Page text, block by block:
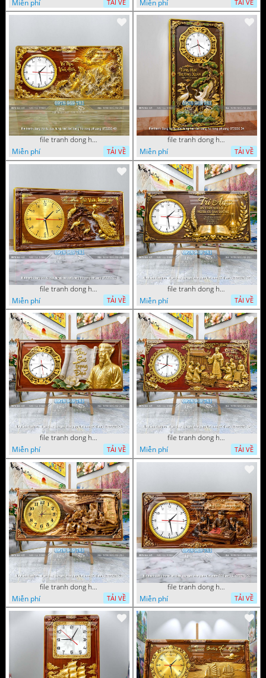
Miễn phí TẢI VỀ Miễn phí TẢI VỀ
file tranh dong ho tu quy tung hac dai bang ho rong phuong 072026 49
Miễn phí
TẢI VỀ
file tranh dong ho tu quy tung hac dai bang ho rong phuong 072026 34
Miễn phí
TẢI VỀ
file tranh dong ho tu quy tung hac dai bang ho rong phuong 072026 11
Miễn phí
TẢI VỀ
file tranh dong ho tri an thay co ngay nha giao viet nam 20 thang 11 072026 77
Miễn phí
TẢI VỀ
file tranh dong ho tri an thay co ngay nha giao viet nam 20 thang 11 072026 54
Miễn phí
TẢI VỀ
file tranh dong ho tri an thay co ngay nha giao viet nam 20 thang 11 072026 39
Miễn phí
TẢI VỀ
file tranh dong ho tri an thay co ngay nha giao viet nam 20 thang 11 072026 16
Miễn phí
TẢI VỀ
file tranh dong ho tri an thay co ngay nha giao viet nam 20 thang 11 072026 01
Miễn phí
TẢI VỀ